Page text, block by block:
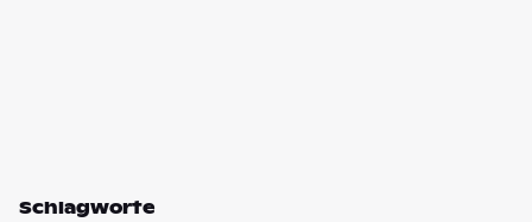
Schlagworte